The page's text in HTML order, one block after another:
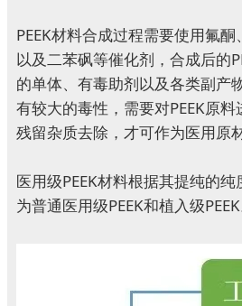
PEEK材料合成过程需要使用氟酮
以及二苯砜等催化剂，合成后的
的单体、有毒助剂以及各类副产
有较大的毒性，需要对PEEK原
残留杂质去除，才可作为医用原
医用级PEEK材料根据其提纯的
为普通医用级PEEK和植入级PEEK